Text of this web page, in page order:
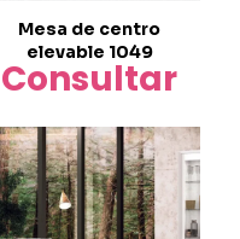
Mesa de centro
elevable 1049
Consultar